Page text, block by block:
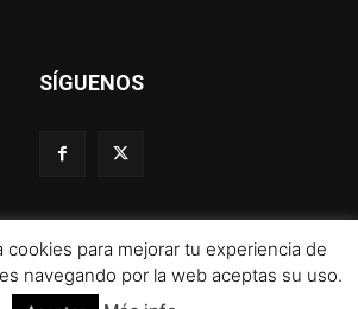
SÍGUENOS
Internet. Otros contenidos se cita fuente.
cookies para mejorar tu experiencia de
navegando por la web aceptas su uso.